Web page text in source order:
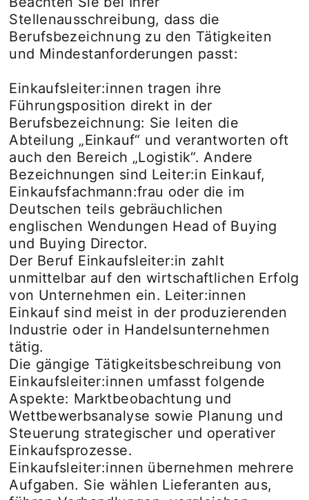
Stellenausschreibung, dass die
Berufsbezeichnung zu den Tätigkeiten
und Mindestanforderungen passt:
Einkaufsleiter:innen tragen ihre
Führungsposition direkt in der
Berufsbezeichnung: Sie leiten die
Abteilung „Einkauf“ und verantworten oft
auch den Bereich „Logistik“. Andere
Bezeichnungen sind Leiter:in Einkauf,
Einkaufsfachmann:frau oder die im
Deutschen teils gebräuchlichen
englischen Wendungen Head of Buying
und Buying Director.
Der Beruf Einkaufsleiter:in zahlt
unmittelbar auf den wirtschaftlichen Erfolg
von Unternehmen ein. Leiter:innen
Einkauf sind meist in der produzierenden
Industrie oder in Handelsunternehmen
tätig.
Die gängige Tätigkeitsbeschreibung von
Einkaufsleiter:innen umfasst folgende
Aspekte: Marktbeobachtung und
Wettbewerbsanalyse sowie Planung und
Steuerung strategischer und operativer
Einkaufsprozesse.
Einkaufsleiter:innen übernehmen mehrere
Aufgaben. Sie wählen Lieferanten aus,